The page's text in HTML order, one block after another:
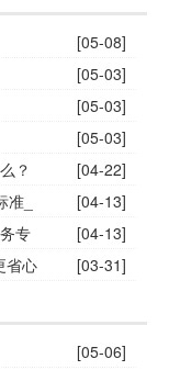
[05-08]
[05-03]
[05-03]
[05-03]
？
[04-22]
_
[04-13]
专
[04-13]
省心
[03-31]
[05-06]